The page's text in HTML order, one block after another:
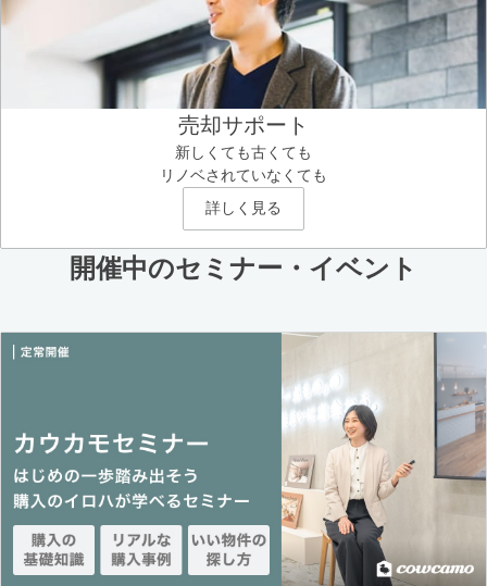
売却サポート
新しくても古くても
リノベされていなくても
詳しく見る
開催中のセミナー・イベント